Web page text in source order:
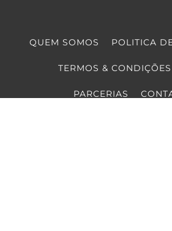
QUEM SOMOS POLITICA
TERMOS & CONDIÇÕES
PARCERIAS